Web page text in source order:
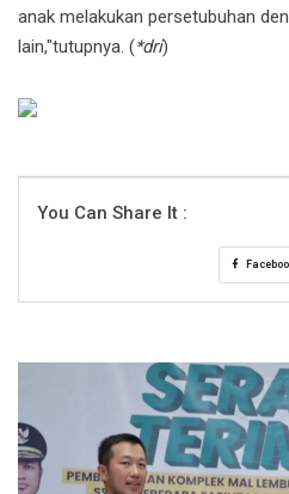
anak melakukan persetubuhan
lain,"tutupnya. (*dri)
You Can Share It :